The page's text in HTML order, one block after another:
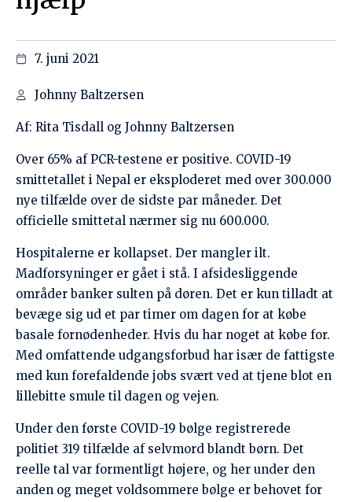
Madforsyninger er gået i stå. I afsidesliggende
bevæge sig ud et par timer om dagen for at købe
basale fornødenheder. Hvis du har noget at købe for.
Med omfattende udgangsforbud har især de fattigste
lillebitte smule til dagen og vejen.
Under den første COVID-19 bølge registrerede
politiet 319 tilfælde af selvmord blandt børn. Det
reelle tal var formentligt højere, og her under den
anden og meget voldsommere bølge er behovet for
at beskytte børn og unge steget markant.
Som så ofte før, er den nepalesiske regering
kollapset og er ude af stand til at levere effektiv
krisestyring. Social Welfare Council, der monitorerer
alle NGO-finansierede projekter i Nepal, har pålagt
nationale og internationale NGOere at øremærke
mellem 5 og 20 procent af deres projektbudgetter til
COVID-19 relaterede aktiviteter.
CICEDs partner Just Nepal Foundation er allerede i
fuld sving. JNF har mobiliseret 40 unge, der er
engagerede i vores ungdomsprojekter, og dannet et
COVID-respons team.